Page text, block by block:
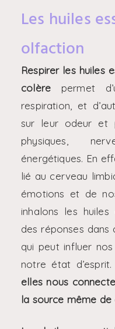
Les huiles
olfaction
Respirer les huiles
colère permet
respiration, et
sur leur odeur et
physiques,
énergétiques. En
lié au cerveau
émotions et de
inhalons les huiles
des réponses
qui peut influer
notre état d’esprit.
elles nous
la source même de